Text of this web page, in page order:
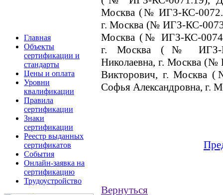
Главная
Объекты
сертификации и
стандарты
Цены и оплата
Уровни
квалификации
Правила
сертификации
Знаки
сертификации
Реестр выданных
сертификатов
События
Онлайн-заявка на
сертификацию
Трудоустройство
Москва (№ ИГЗ-КС-
г. Москва (№ ИГЗ-КС-
Москва (№ ИГЗ-КС-
г. Москва (№ ИГЗ-
Николаевна, г. Москва
Викторович, г. Москва
Софья Александровна,
Вернуться